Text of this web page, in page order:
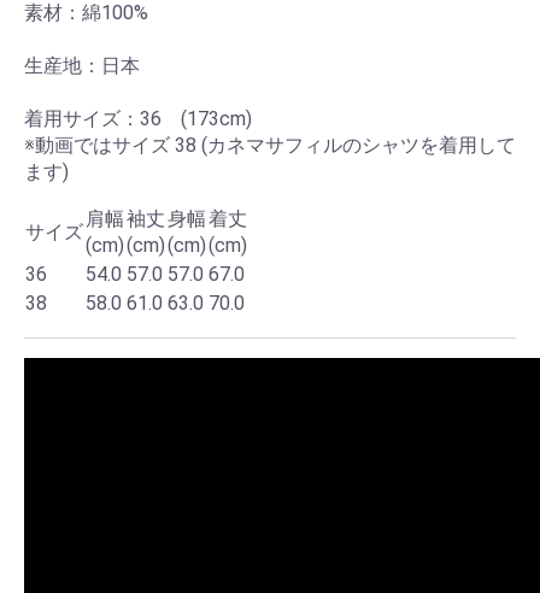
素材：綿100%
生産地：日本
着用サイズ：36 (173cm)
※動画ではサイズ 38 (カネマサフィルのシャツを着用して
ます)
サイズ
肩幅
(cm)
袖丈
(cm)
身幅
(cm)
着丈
(cm)
36
54.0 57.0 57.0 67.0
38
58.0 61.0 63.0 70.0